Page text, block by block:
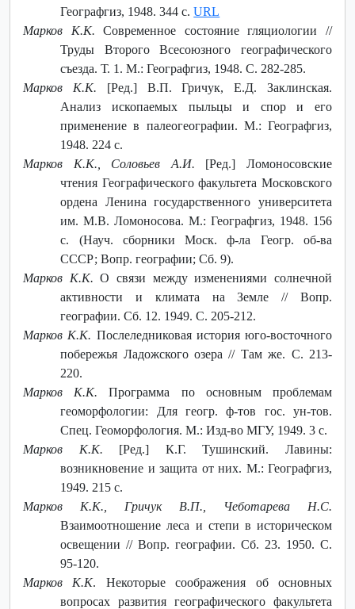
Географгиз, 1948. 344 с.URL
Марков К.К. Современное состояние гляциологии //
Труды Второго Всесоюзного географического
съезда. Т. 1. М.: Географгиз, 1948. С. 282-285.
Марков К.К. [Ред.] В.П. Гричук, Е.Д. Заклинская.
Анализ ископаемых пыльцы и спор и его
применение в палеогеографии. М.: Географгиз,
1948. 224 с.
Марков К.К., Соловьев А.И. [Ред.] Ломоносовские
чтения Географического факультета Московского
ордена Ленина государственного университета
им. М.В. Ломоносова. М.: Географгиз, 1948. 156
с. (Науч. сборники Моск. ф-ла Геогр. об-ва
СССР; Вопр. географии; Сб. 9).
Марков К.К. О связи между изменениями солнечной
активности и климата на Земле // Вопр.
географии. Сб. 12. 1949. С. 205-212.
Марков К.К. Послеледниковая история юго-восточного
побережья Ладожского озера // Там же. С. 213-
220.
Марков К.К. Программа по основным проблемам
геоморфологии: Для геогр. ф-тов гос. ун-тов.
Спец. Геоморфология. М.: Изд-во МГУ, 1949. 3 с.
Марков К.К. [Ред.] К.Г. Тушинский. Лавины:
возникновение и защита от них. М.: Географгиз,
1949. 215 с.
Марков К.К., Гричук В.П., Чеботарева Н.С.
Взаимоотношение леса и степи в историческом
освещении // Вопр. географии. Сб. 23. 1950. С.
95-120.
Марков К.К. Некоторые соображения об основных
вопросах развития географического факультета